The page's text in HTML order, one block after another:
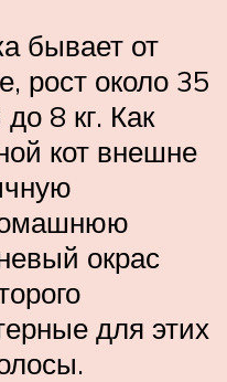
бывает от
рост около 35
8 кг. Как
кот внешне
окрас
для этих